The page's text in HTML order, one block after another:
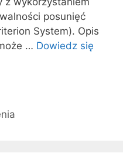
posunięć
System). Opis
… Dowiedz się